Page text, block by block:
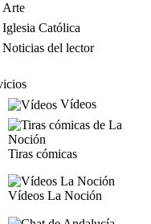
Arte
Iglesia Católica
Noticias del lector
Vídeos
Tiras cómicas
Vídeos La Noción